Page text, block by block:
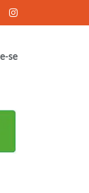
se